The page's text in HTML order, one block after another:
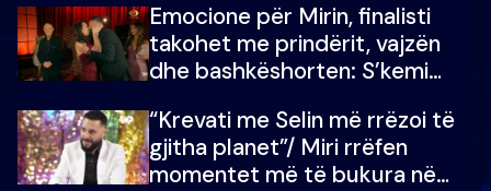
çmimin e madh
Emocione për Mirin, finalisti
takohet me prindërit, vajzën
dhe bashkëshorten: S’kemi
“Krevati me Selin më rrëzoi të
gjitha planet”/ Miri rrëfen
momentet më të bukura në